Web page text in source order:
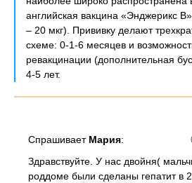
английская вакцина «Энджерикс
– 20 мкг). Прививку делают
схеме: 0-1-6 месяцев и
ревакцинации (дополнительная
4-5 лет.
Спрашивает Мария:
Здравствуйте. У нас двойня(
роддоме были сделаны гепатит в